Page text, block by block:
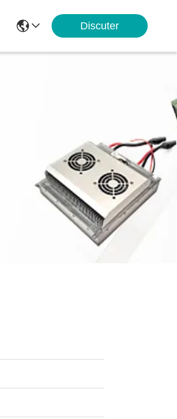
Discuter